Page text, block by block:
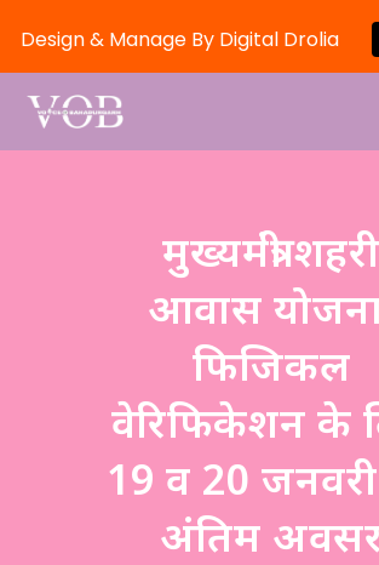
मुख्यमंत्री शहरी
आवास
फिजिकल
वेरिफिकेशन के
19 व 20
अंतिम
Design & Manage By Digital Drolia